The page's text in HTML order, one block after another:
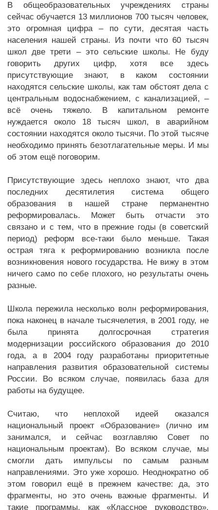
В общеобразовательных учреждениях страны
сейчас обучается 13 миллионов 700 тысяч человек,
это огромная цифра – по сути, десятая часть
населения нашей страны. Из почти что 60 тысяч
школ две трети – это сельские школы. Не буду
говорить других цифр, хотя все здесь
присутствующие знают, в каком состоянии
находятся сельские школы, как там обстоят дела с
центральным водоснабжением, с канализацией, –
всё очень тяжело. В капитальном ремонте
нуждается около 18 тысяч школ, в аварийном
состоянии находятся около тысячи. По этой тысяче
необходимо принять безотлагательные меры. И мы
об этом ещё поговорим.
Присутствующие здесь неплохо знают, что два
последних десятилетия система общего
образования в нашей стране перманентно
реформировалась. Может быть отчасти это
связано и с тем, что в прежние годы (в советский
период) реформ все-таки было меньше. Такая
острая тяга к реформированию возникла после
возникновения нового государства. Не вижу в этом
ничего само по себе плохого, но результаты очень
разные.
Школа пережила несколько волн реформирования,
пока наконец в начале тысячелетия, в 2001 году, не
была принята долгосрочная стратегия
модернизации российского образования до 2010
года, а в 2004 году разработаны приоритетные
направления развития образовательной системы
России. Во всяком случае, появилась база для
работы на будущее.
Считаю, что неплохой идеей оказался
национальный проект «Образование» (лично им
занимался, и сейчас возглавляю Совет по
национальным проектам). Во всяком случае, мы
смогли дать импульсы по самым разным
направлениями. Это уже хорошо. Неоднократно об
этом говорил ещё в прежнем качестве: да, это
фрагменты, но это очень важные фрагменты. И
такие программы, как «Классное руководство»,